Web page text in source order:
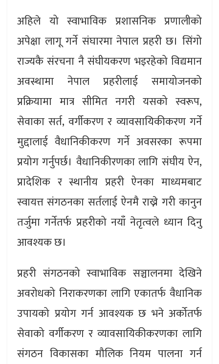
अहिले यो स्वाभाविक प्रशासनिक प्रणालीको
अपेक्षा लागू गर्ने संघारमा नेपाल प्रहरी छ। सिंगो
राज्यकै संरचना नै संघीयकरण भइरहेको विद्यमान
अवस्थामा नेपाल प्रहरीलाई समायोजनको
प्रक्रियामा मात्र सीमित नगरी यसको स्वरूप,
सेवाका सर्त, वर्गीकरण र व्यावसायिकीकरण गर्ने
मुद्दालाई वैधानिकीकरण गर्ने अवसरका रूपमा
प्रयोग गर्नुपर्छ। वैधानिकीरणका लागि संघीय ऐन,
प्रादेशिक र स्थानीय प्रहरी ऐनका माध्यमबाट
स्वायत्त संगठनका सर्तलाई ऐनमै राख्ने गरी कानुन
तर्जुमा गर्नेतर्फ प्रहरीको नयाँ नेतृत्वले ध्यान दिनु
आवश्यक छ।
प्रहरी संगठनको स्वाभाविक सञ्चालनमा देखिने
अवरोधको निराकरणका लागि एकातर्फ वैधानिक
उपायको प्रयोग गर्न आवश्यक छ भने अर्कोतर्फ
सेवाको वर्गीकरण र व्यावसायिकीकरणका लागि
संगठन विकासका मौलिक नियम पालना गर्न